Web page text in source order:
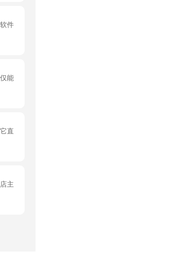
件
能
直
主